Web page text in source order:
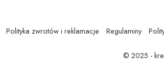
Polityka zwrotów i reklamacje Regulaminy
© 2025 -